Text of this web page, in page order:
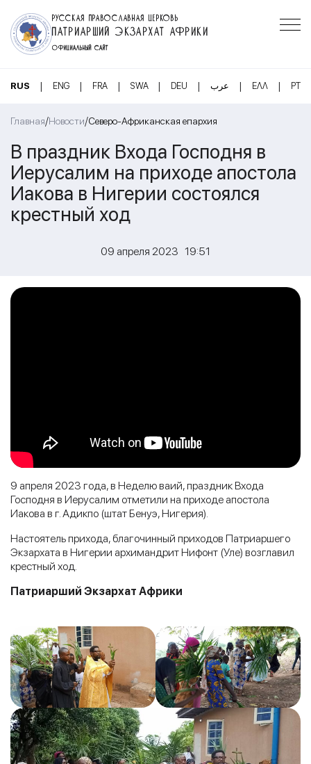
РУССКАЯ ПРАВОСЛАВНАЯ ЦЕРКОВЬ
ПАТРИАРШИЙ ЭКЗАРХАТ АФРИКИ
ОФИЦИАЛЬНЫЙ САЙТ
RUS | ENG | FRA | SWA | DEU | عرب | ΕΛΛ | PT
Главная/Новости/Северо-Африканская епархия
В праздник Входа Господня в
Иерусалим на приходе апостола
Иакова в Нигерии состоялся
крестный ход
09 апреля 2023 19:51
9 апреля 2023 года, в Неделю ваий, праздник Входа
Господня в Иерусалим отметили на приходе апостола
Иакова в г. Адикпо (штат Бенуэ, Нигерия).
Настоятель прихода, благочинный приходов Патриаршего
Экзархата в Нигерии архимандрит Нифонт (Уле) возглавил
крестный ход.
Патриарший Экзархат Африки